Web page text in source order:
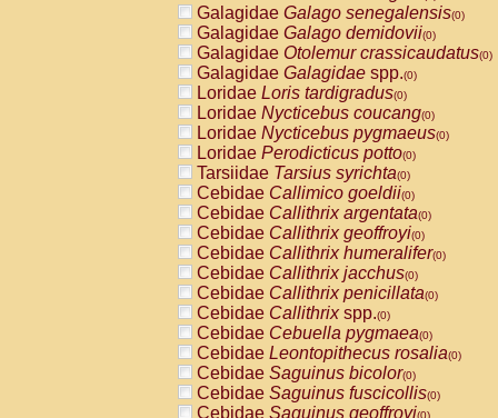
AtelidaeAteles belzebuth(0)
AtelidaeAteles geoffroyi(0)
AtelidaeAteles paniscus(0)
AtelidaeAtelesspp.(0)
Atelidae Lagothrix lagothricha
AtelidaeLagothrix lagothricha cana
PitheciidaeCacajao calvus
PitheciidaeCallicebus cupreus
PitheciidaeCallicebus donacophilus
PitheciidaeCallicebus moloch
PitheciidaeCallicebus torquatus
PitheciidaeCallicebusspp.(0)
PitheciidaeChiropotes satanas(0)
PitheciidaePithecia monachus
PitheciidaePithecia pithecia(0)
CercopithecidaeCercocebus agilis
CercopithecidaeCercocebus
CercopithecidaeCercocebus
CercopithecidaeCercocebus
CercopithecidaeCercocebus
CercopithecidaeCercocebushybrid
Galagidae Galago senegalensis(0)
Galagidae Galago demidovii(0)
Galagidae Otolemur crassicaudatus(0)
Galagidae Galagidae spp.(0)
Loridae Loris tardigradus(0)
Loridae Nycticebus coucang(0)
Loridae Nycticebus pygmaeus(0)
Loridae Perodicticus potto(0)
Tarsiidae Tarsius syrichta(0)
Cebidae Callimico goeldii(0)
Cebidae Callithrix argentata(0)
Cebidae Callithrix geoffroyi(0)
Cebidae Callithrix humeralifer(0)
Cebidae Callithrix jacchus(0)
Cebidae Callithrix penicillata(0)
Cebidae Callithrixspp.(0)
Cebidae Cebuella pygmaea(0)
Cebidae Leontopithecus rosalia(0)
Cebidae Saguinus bicolor(0)
Cebidae Saguinus fuscicollis(0)
Cebidae Saguinus geoffroyi(0)